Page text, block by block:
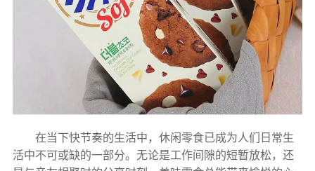
在当下快节奏的生活中，休闲零食已成为人们日常生
活中不可或缺的一部分。无论是工作间隙的短暂放松，还